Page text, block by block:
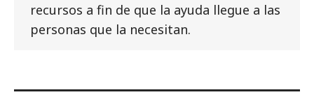
recursos a fin de que la ayuda llegue a las
personas que la necesitan.